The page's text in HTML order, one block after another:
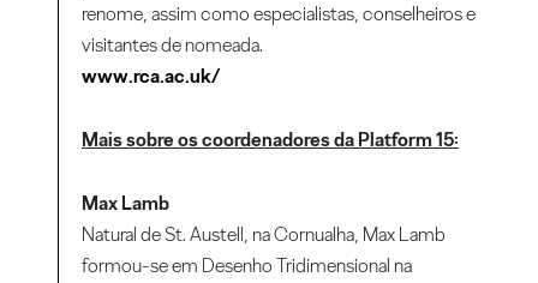
renome, assim como especialistas, conselheiros e
visitantes de nomeada.
www.rca.ac.uk/
Mais sobre os coordenadores da Platform 15:
Max Lamb
Natural de St. Austell, na Cornualha, Max Lamb
formou-se em Desenho Tridimensional na